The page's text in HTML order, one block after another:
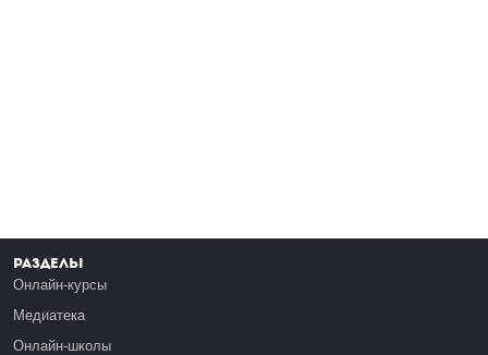
Разделы
Онлайн-курсы
Медиатека
Онлайн-школы